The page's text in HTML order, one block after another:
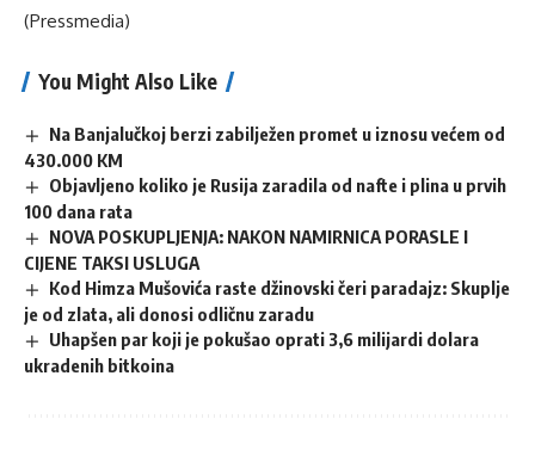
(Pressmedia)
You Might Also Like
Na Banjalučkoj berzi zabilježen promet u iznosu većem od
430.000 KM
Objavljeno koliko je Rusija zaradila od nafte i plina u prvih
100 dana rata
NOVA POSKUPLJENJA: NAKON NAMIRNICA PORASLE I
CIJENE TAKSI USLUGA
Kod Himza Mušovića raste džinovski čeri paradajz: Skuplje
je od zlata, ali donosi odličnu zaradu
Uhapšen par koji je pokušao oprati 3,6 milijardi dolara
ukradenih bitkoina